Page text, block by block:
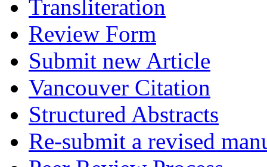
Transliteration
Review Form
Submit new Article
Vancouver Citation
Structured Abstracts
Re-submit a revised